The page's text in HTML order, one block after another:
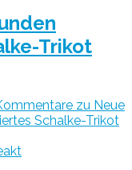
Trikot
zu Neue
Schalke-Trikot